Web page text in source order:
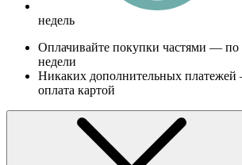
недель
Оплачивайте покупки частями — по
недели
Никаких дополнительных
оплата картой